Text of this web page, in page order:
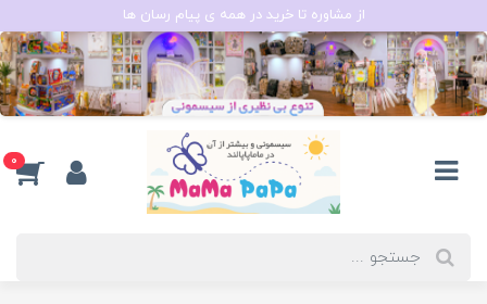
از مشاوره تا خرید در همه ی پیام رسان ها
0